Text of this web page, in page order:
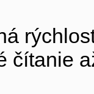
čítanie